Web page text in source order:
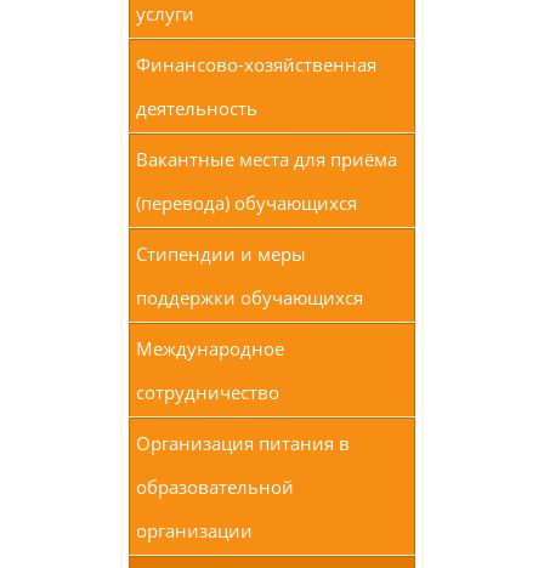
услуги
Финансово-хозяйственная
деятельность
Вакантные места для приёма
(перевода) обучающихся
Стипендии и меры
поддержки обучающихся
Международное
сотрудничество
Организация питания в
образовательной
организации